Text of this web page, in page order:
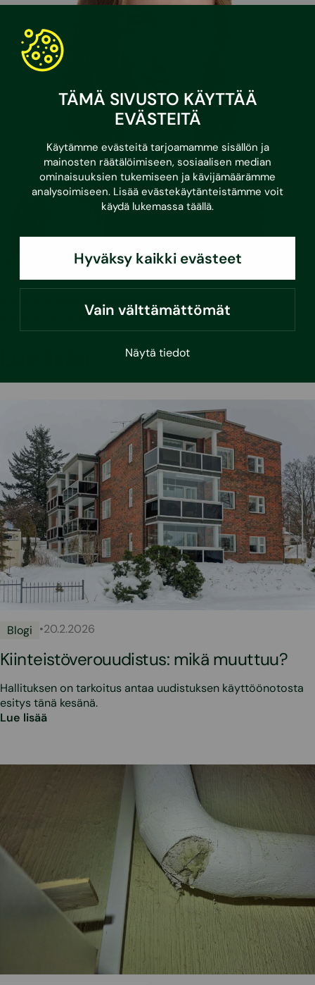
TÄMÄ SIVUSTO KÄYTTÄÄ
EVÄSTEITÄ
Käytämme evästeitä tarjoamamme sisällön ja
mainosten räätälöimiseen, sosiaalisen median
ominaisuuksien tukemiseen ja kävijämäärämme
analysoimiseen. Lisää evästekäytänteistämme voit
käydä lukemassa täällä.
Hyväksy kaikki evästeet
Vain välttämättömät
Näytä tiedot
kaisa.yli-paunu@sustera.com
+358 41 732 4943
Blogi •20.2.2026
Kiinteistöverouudistus: mikä muuttuu?
Hallituksen on tarkoitus antaa uudistuksen käyttöönotosta
esitys tänä kesänä.
Lue lisää